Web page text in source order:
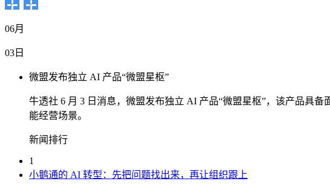
06月
03日
微盟发布独立 AI 产品“微盟星枢”
牛透社 6 月 3 日消息，微盟发布独立 AI 产品“微盟星枢”，该产品具
能经营场景。
新闻排行
1
小鹅通的 AI 转型：先把问题找出来，再让组织跟上